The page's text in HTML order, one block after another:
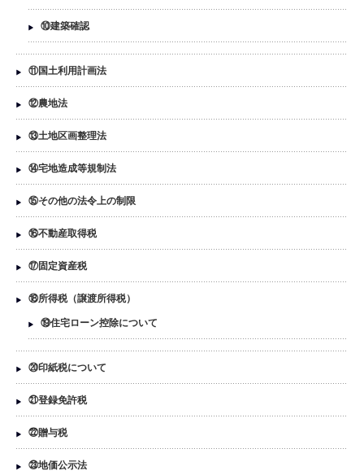
⑩建築確認
⑪国土利用計画法
⑫農地法
⑬土地区画整理法
⑭宅地造成等規制法
⑮その他の法令上の制限
⑯不動産取得税
⑰固定資産税
⑱所得税（譲渡所得税）
⑲住宅ローン控除について
⑳印紙税について
㉑登録免許税
㉒贈与税
㉓地価公示法